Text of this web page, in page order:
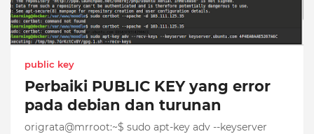
public key
Perbaiki PUBLIC KEY yang error
pada debian dan turunan
origrata@mrroot:~$ sudo apt-key adv --keyserver